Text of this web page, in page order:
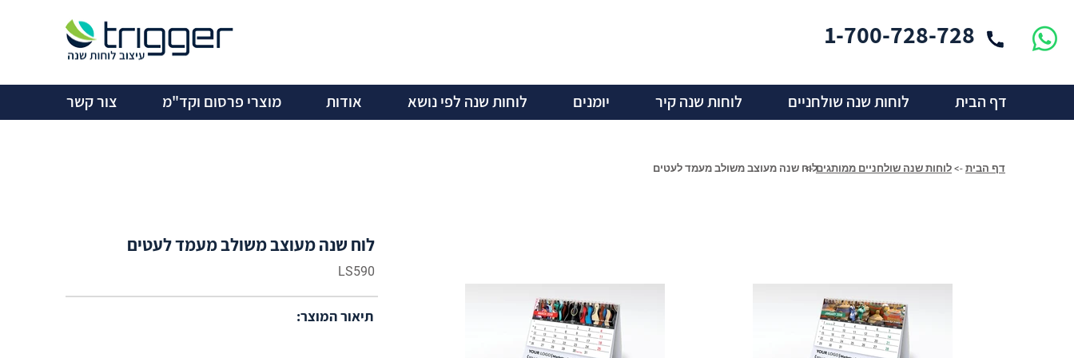
1-700-728-728
דף הבית לוחות שנה שולחניים לוחות שנה קיר יומנים לוחות שנה לפי נושא אודות מוצרי פרסום וקד"מ צור קשר
לוח שנה מעוצב משולב מעמד לעטים דף הבית -> לוחות שנה שולחניים ממותגים->
לוח שנה מעוצב משולב מעמד לעטים
LS590
תיאור המוצר: